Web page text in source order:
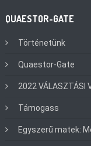
QUAESTOR-GATE
Történetünk
Quaestor-Gate
2022 VÁLASZTÁSI
Támogass
Egyszerű matek: